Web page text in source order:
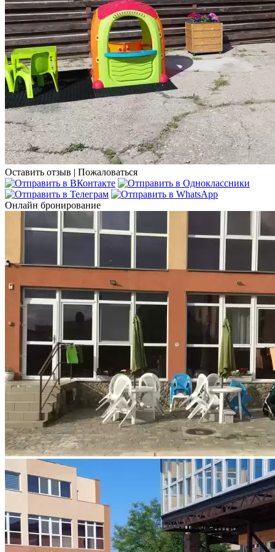
Оставить отзыв | Пожаловаться
Онлайн бронирование